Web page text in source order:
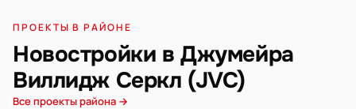
ПРОЕКТЫ В РАЙОНЕ
Новостройки в Джумейра
Виллидж Серкл (JVC)
Все проекты района →